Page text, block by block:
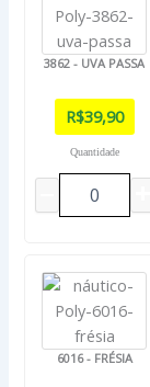
3862 - UVA PASSA
R$39,90
Quantidade
6016 - FRÉSIA